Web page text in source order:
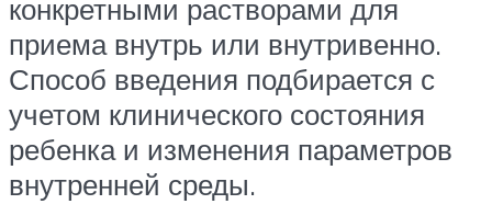
конкретными растворами для
приема внутрь или внутривенно.
Способ введения подбирается с
учетом клинического состояния
ребенка и изменения параметров
внутренней среды.